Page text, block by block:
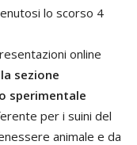
lo scorso 4
online
sezione
sperimentale
per i suini del
animale e da